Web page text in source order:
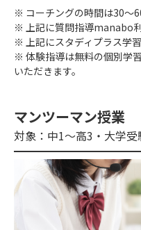
※ コーチングの時間は30〜
※ 上記に質問指導manabo
※ 上記にスタディプラス学
※ 体験指導は無料の個別学
いただきます。
マンツーマン授業
対象：中1〜高3・大学受